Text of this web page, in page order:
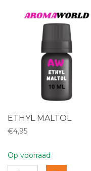
ETHYL MALTOL
€4,95
Op voorraad